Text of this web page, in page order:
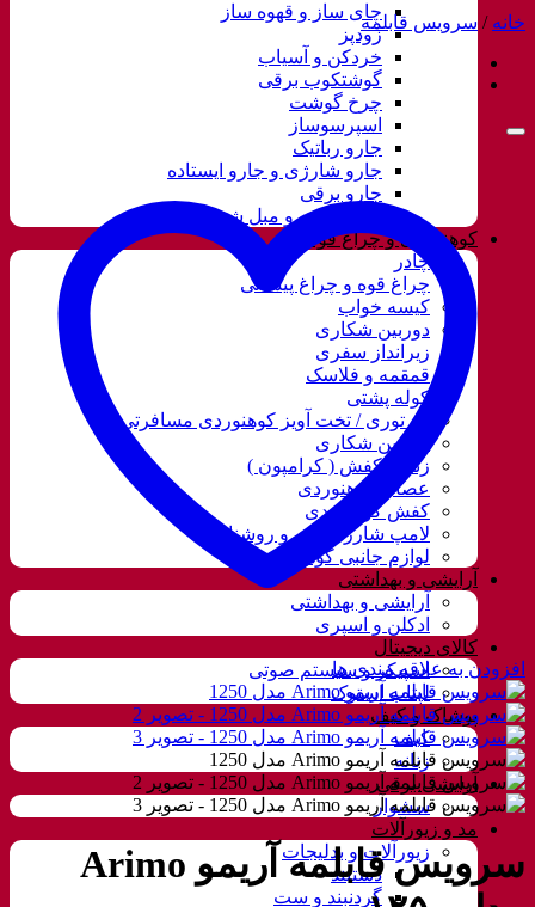
چای ساز و قهوه ساز
زودپز
خردکن و آسیاب
گوشتکوب برقی
چرخ گوشت
اسپرسوساز
جارو رباتیک
جارو شارژی و جارو ایستاده
جارو برقی
فرش شور و مبل شور
کوهنوردی و چراغ قوه
چادر
چراغ قوه و چراغ پیشانی
کیسه خواب
دوربین شکاری
زیرانداز سفری
قمقمه و فلاسک
کوله پشتی
ننو توری / تخت آویز کوهنوردی مسافرتی
دوربین شکاری
زنجیر کفش ( کرامپون )
عصای کوهنوردی
کفش کوهنوردی
لامپ شارژی، نور و روشنایی
لوازم جانبی کوهنوردی
آرایشی و بهداشتی
آرایشی و بهداشتی
ادکلن و اسپری
کالای دیجیتال
اسپیکر و سیستم صوتی
لپتاب استوک
پوشاک و کیف
کیف
زنانه
آرایشی برقی
سشوار
مد و زیورآلات
زیورآلات و بدلیجات
دستبند
گردنبند و ست
خانه / سرویس قابلمه
افزودن به علاقه مندی ها
سرویس قابلمه آریمو Arimo